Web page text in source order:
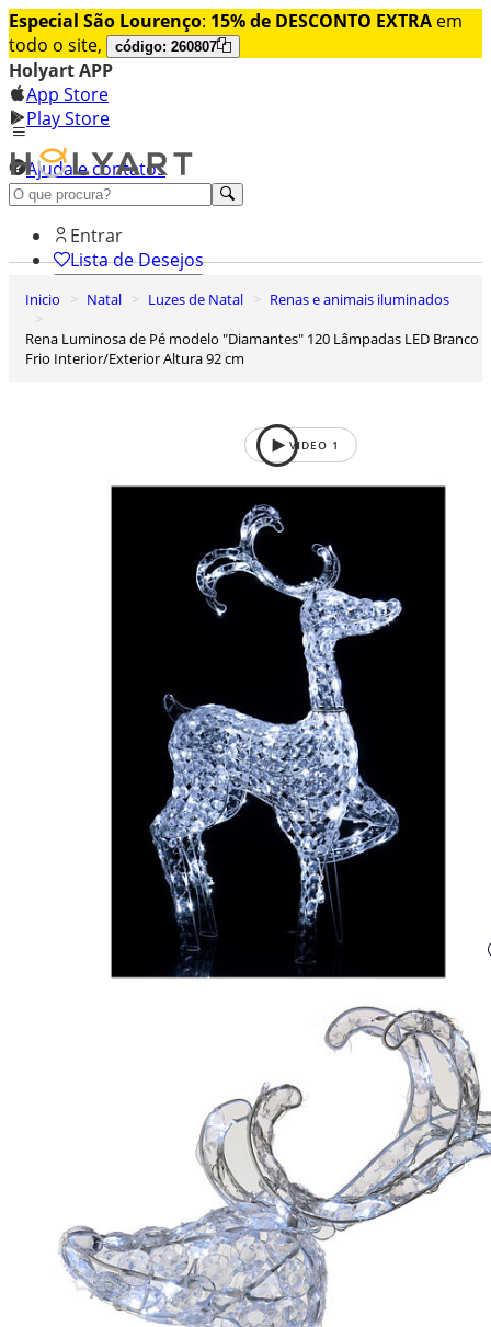
Especial São Lourenço: 15% de DESCONTO EXTRA em
todo o site,
código: 260807
Holyart APP
App Store
Play Store
Ajuda e contatos
Conheça premium
Entrar
Lista de Desejos
Inicio Natal Luzes de Natal
Renas e animais iluminados
Rena Luminosa de Pé modelo "Diamantes" 120 Lâmpadas LED Branco
Frio Interior/Exterior Altura 92 cm
VIDEO 1